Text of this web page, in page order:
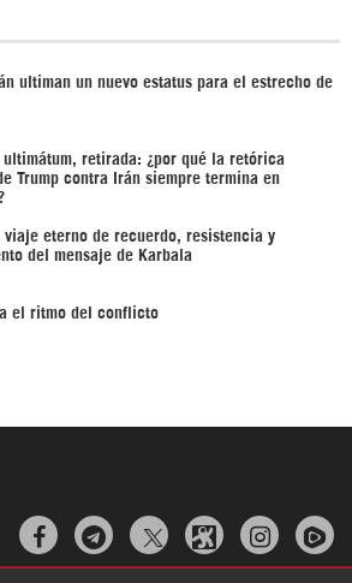
ultiman un nuevo estatus para el estrecho de
ultimátum, retirada: ¿por qué la retórica
Trump contra Irán siempre termina en
viaje eterno de recuerdo, resistencia y
del mensaje de Karbala
el ritmo del conflicto
  